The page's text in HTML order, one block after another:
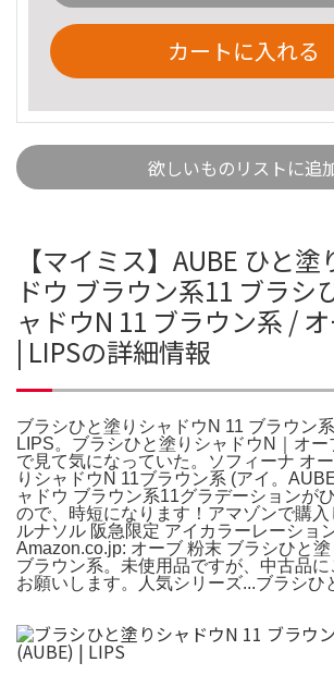
カートに入れる
欲しいものリストに追
【マイミス】AUBE ひと
ドウ ブラウン系11 ブラシ
ャドウN 11 ブラウン系 /
| LIPSの詳細情報
ブラシひと塗りシャドウN 11 ブラウン
LIPS。ブラシひと塗りシャドウN｜オー
で見て気になっていた。ソフィーナ オ
りシャドウN 11ブラウン系 (アイ。
ャドウ ブラウン系11グラデーションが
ので、時短になります！アマゾンで購入
ルナソル 阪急限定 アイカラーレーショ
Amazon.co.jp: オーブ 粉末 ブラシひと
ブラウン系。未使用品ですが、中古品
お願いします。人気シリーズ...ブラシひ